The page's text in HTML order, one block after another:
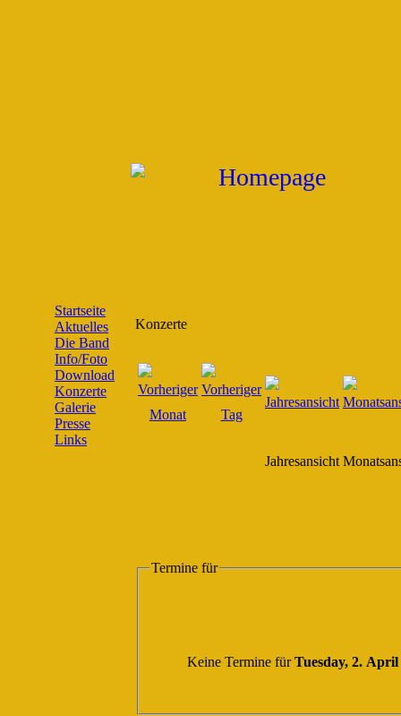
Startseite
Aktuelles
Die Band
Info/Foto
Download
Konzerte
Galerie
Presse
Links
Konzerte
Jahresansicht
Termine für
Keine Termine fürTuesday, 2. April